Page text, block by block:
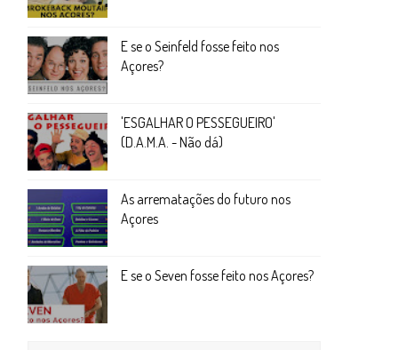
E se o Seinfeld fosse feito nos
Açores?
'ESGALHAR O PESSEGUEIRO'
(D.A.M.A. - Não dá)
As arrematações do futuro nos
Açores
E se o Seven fosse feito nos Açores?